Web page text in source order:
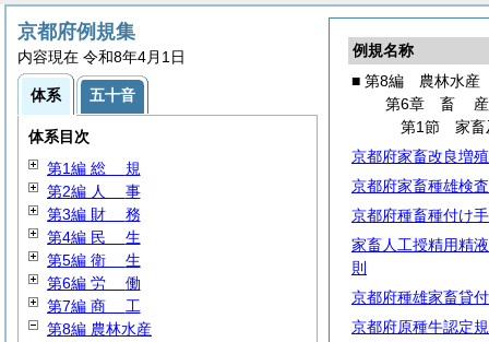
例規名称
■ 第8編 農林水産
第6章 畜 産
第1節 家畜
京都府家畜改良増
京都府家畜種雄検
京都府種畜種付け
家畜人工授精用精
則
京都府種雄家畜貸
京都府原種牛認定
京都府例規集
内容現在 令和8年4月1日
体系 五十音
体系目次
第1編 総 規
第2編 人 事
第3編 財 務
第4編 民 生
第5編 衛 生
第6編 労 働
第7編 商 工
第8編 農林水産